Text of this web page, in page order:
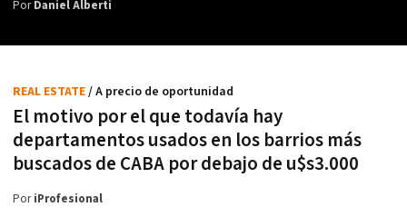
PorDaniel Alberti
El motivo por el que todavía hay
departamentos usados en los barrios más
buscados de CABA por debajo de u$s3.000
REAL ESTATE/ A precio de oportunidad
PoriProfesional